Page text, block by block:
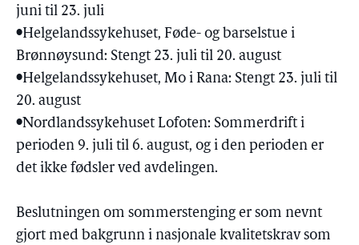
juni til 23. juli
•Helgelandssykehuset, Føde- og barselstue i
Brønnøysund: Stengt 23. juli til 20. august
•Helgelandssykehuset, Mo i Rana: Stengt 23. juli til
20. august
•Nordlandssykehuset Lofoten: Sommerdrift i
perioden 9. juli til 6. august, og i den perioden er
det ikke fødsler ved avdelingen.
Beslutningen om sommerstenging er som nevnt
gjort med bakgrunn i nasjonale kvalitetskrav som